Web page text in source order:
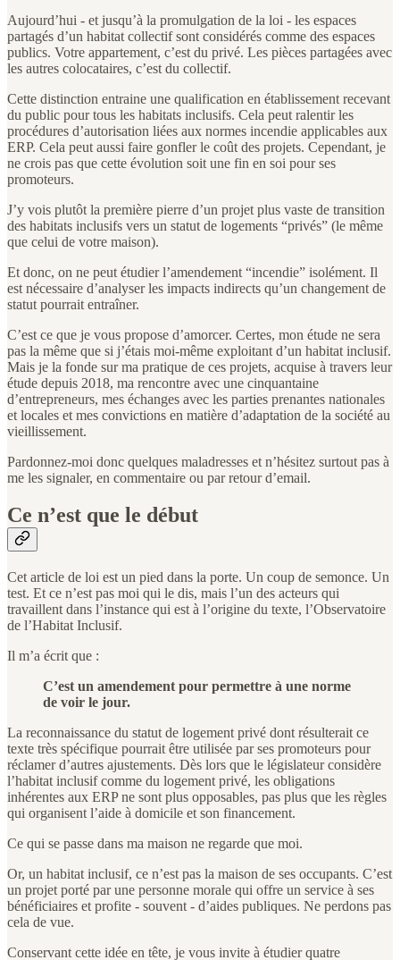
Aujourd’hui - et jusqu’à la promulgation de la loi - les espaces
partagés d’un habitat collectif sont considérés comme des espaces
publics. Votre appartement, c’est du privé. Les pièces partagées avec
les autres colocataires, c’est du collectif.
Cette distinction entraine une qualification en établissement recevant
du public pour tous les habitats inclusifs. Cela peut ralentir les
procédures d’autorisation liées aux normes incendie applicables aux
ERP. Cela peut aussi faire gonfler le coût des projets. Cependant, je
ne crois pas que cette évolution soit une fin en soi pour ses
promoteurs.
J’y vois plutôt la première pierre d’un projet plus vaste de transition
des habitats inclusifs vers un statut de logements “privés” (le même
que celui de votre maison).
Et donc, on ne peut étudier l’amendement “incendie” isolément. Il
est nécessaire d’analyser les impacts indirects qu’un changement de
statut pourrait entraîner.
C’est ce que je vous propose d’amorcer. Certes, mon étude ne sera
pas la même que si j’étais moi-même exploitant d’un habitat inclusif.
Mais je la fonde sur ma pratique de ces projets, acquise à travers leur
étude depuis 2018, ma rencontre avec une cinquantaine
d’entrepreneurs, mes échanges avec les parties prenantes nationales
et locales et mes convictions en matière d’adaptation de la société au
vieillissement.
Pardonnez-moi donc quelques maladresses et n’hésitez surtout pas à
me les signaler, en commentaire ou par retour d’email.
Ce n’est que le début
Cet article de loi est un pied dans la porte. Un coup de semonce. Un
test. Et ce n’est pas moi qui le dis, mais l’un des acteurs qui
travaillent dans l’instance qui est à l’origine du texte, l’Observatoire
de l’Habitat Inclusif.
Il m’a écrit que :
C’est un amendement pour permettre à une norme
de voir le jour.
La reconnaissance du statut de logement privé dont résulterait ce
texte très spécifique pourrait être utilisée par ses promoteurs pour
réclamer d’autres ajustements. Dès lors que le législateur considère
l’habitat inclusif comme du logement privé, les obligations
inhérentes aux ERP ne sont plus opposables, pas plus que les règles
qui organisent l’aide à domicile et son financement.
Ce qui se passe dans ma maison ne regarde que moi.
Or, un habitat inclusif, ce n’est pas la maison de ses occupants. C’est
un projet porté par une personne morale qui offre un service à ses
bénéficiaires et profite - souvent - d’aides publiques. Ne perdons pas
cela de vue.
Conservant cette idée en tête, je vous invite à étudier quatre